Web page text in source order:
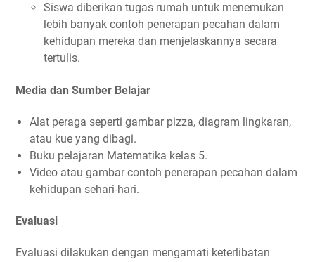
Siswa diberikan tugas rumah untuk menemukan
lebih banyak contoh penerapan pecahan dalam
kehidupan mereka dan menjelaskannya secara
tertulis.
Media dan Sumber Belajar
Alat peraga seperti gambar pizza, diagram lingkaran,
atau kue yang dibagi.
Buku pelajaran Matematika kelas 5.
Video atau gambar contoh penerapan pecahan dalam
kehidupan sehari-hari.
Evaluasi
Evaluasi dilakukan dengan mengamati keterlibatan